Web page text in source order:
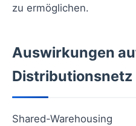
zu ermöglichen.
Auswirkungen
Distributionsnetz
Shared-